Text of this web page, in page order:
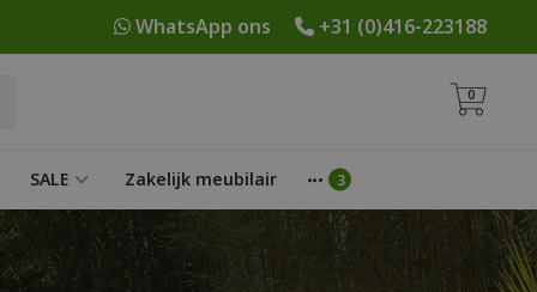
+31 (0)416-223188
WhatsApp ons
0
SALE Zakelijk meubilair